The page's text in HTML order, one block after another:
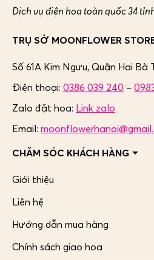
Dịch vụ điện hoa toàn quốc 34
TRỤ SỞ MOONFLOWER
Số 61A Kim Ngưu, Quận Hai Bà
Điện thoại: 0386 039 240 –
Zalo đặt hoa: Link zalo
Email:
CHĂM SÓC KHÁCH HÀNG
Giới thiệu
Liên hệ
Hướng dẫn mua hàng
Chính sách giao hoa